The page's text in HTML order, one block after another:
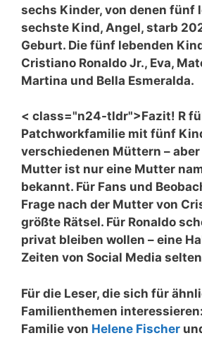
sechs Kinder, von denen fünf
sechste Kind, Angel, starb
Geburt. Die fünf lebenden
Cristiano Ronaldo Jr., Eva,
Martina und Bella Esmeralda.
< class="n24-tldr">Fazit! R
Patchworkfamilie mit fünf
verschiedenen Müttern –
Mutter ist nur eine Mutter
bekannt. Für Fans und
Frage nach der Mutter von
größte Rätsel. Für Ronaldo
privat bleiben wollen – eine
Zeiten von Social Media
Für die Leser, die sich für
Familienthemen
Familie von Helene Fischer